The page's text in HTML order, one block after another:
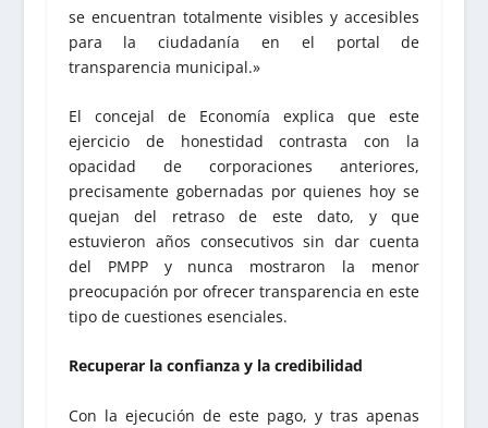
se encuentran totalmente visibles y accesibles
para la ciudadanía en el portal de
transparencia municipal.»
El concejal de Economía explica que este
ejercicio de honestidad contrasta con la
opacidad de corporaciones anteriores,
precisamente gobernadas por quienes hoy se
quejan del retraso de este dato, y que
estuvieron años consecutivos sin dar cuenta
del PMPP y nunca mostraron la menor
preocupación por ofrecer transparencia en este
tipo de cuestiones esenciales.
Recuperar la confianza y la credibilidad
Con la ejecución de este pago, y tras apenas